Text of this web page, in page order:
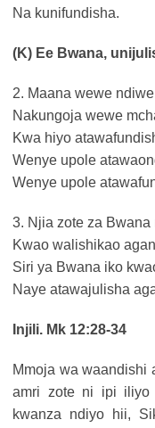
Na kunifundisha.
(K) Ee Bwana,
2. Maana wewe
Nakungoja wewe
Kwa hiyo
Wenye upole
Wenye upole
3. Njia zote za
Kwao walishikao
Siri ya Bwana iko
Naye atawajulisha
Injili. Mk 12:28-34
Mmoja wa waandishi
amri zote ni ipi iliyo
kwanza ndiyo hii,